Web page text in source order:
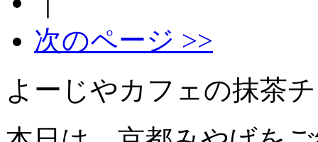
次のページ >>
よーじやカフェの抹茶